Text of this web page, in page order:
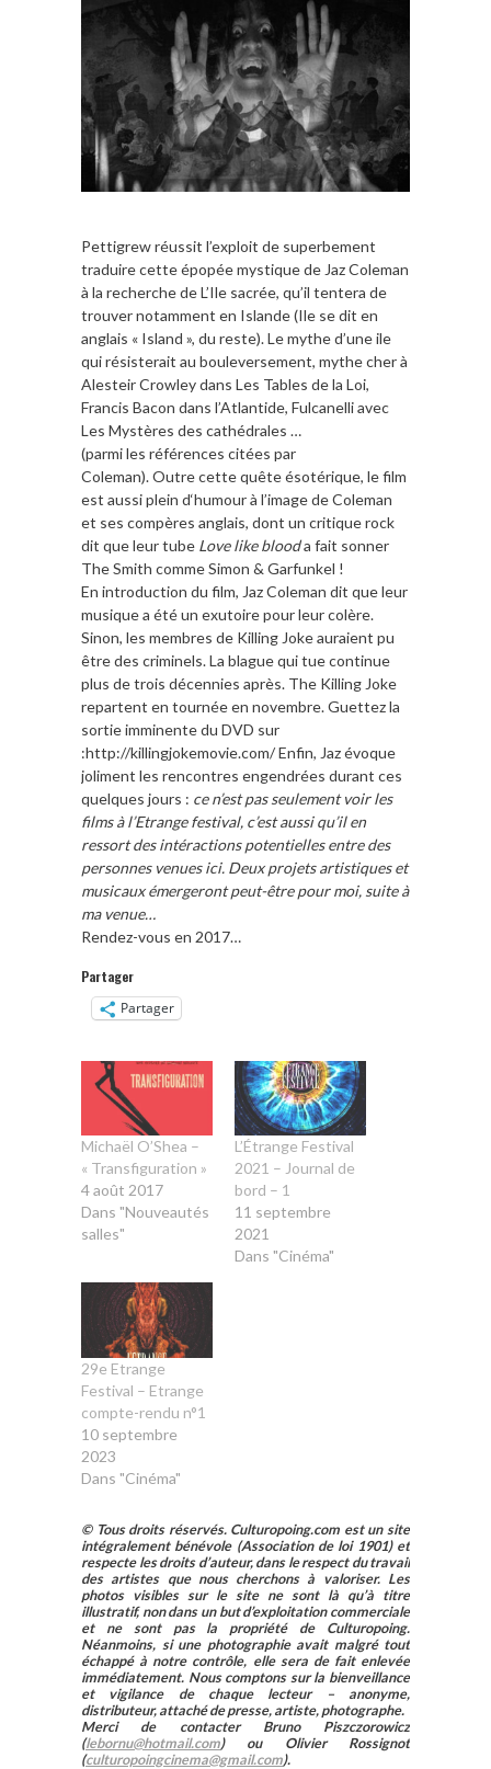
Pettigrew réussit l’exploit de superbement
traduire cette épopée mystique de Jaz Coleman
à la recherche de L’Ile sacrée, qu’il tentera de
trouver notamment en Islande (Ile se dit en
anglais « Island », du reste). Le mythe d’une ile
qui résisterait au bouleversement, mythe cher à
Alesteir Crowley dans Les Tables de la Loi,
Francis Bacon dans l’Atlantide, Fulcanelli avec
Les Mystères des cathédrales …
(parmi les références citées par
Coleman). Outre cette quête ésotérique, le film
est aussi plein d‘humour à l’image de Coleman
et ses compères anglais, dont un critique rock
dit que leur tube Love like blooda fait sonner
The Smith comme Simon & Garfunkel !
En introduction du film, Jaz Coleman dit que leur
musique a été un exutoire pour leur colère.
Sinon, les membres de Killing Joke auraient pu
être des criminels. La blague qui tue continue
plus de trois décennies après. The Killing Joke
repartent en tournée en novembre. Guettez la
sortie imminente du DVD sur
:http://killingjokemovie.com/ Enfin, Jaz évoque
joliment les rencontres engendrées durant ces
quelques jours : ce n’est pas seulement voir les
films à l’Etrange festival, c’est aussi qu’il en
ressort des intéractions potentielles entre des
personnes venues ici. Deux projets artistiques et
musicaux émergeront peut-être pour moi, suite à
ma venue…
Rendez-vous en 2017…
Partager
Partager
Michaël O’Shea –
« Transfiguration »
4 août 2017
Dans "Nouveautés
salles"
L’Étrange Festival
2021 – Journal de
bord – 1
11 septembre
2021
Dans "Cinéma"
29e Etrange
Festival – Etrange
compte-rendu n°1
10 septembre
2023
Dans "Cinéma"
© Tous droits réservés. Culturopoing.com est un site
intégralement bénévole (Association de loi 1901) et
respecte les droits d’auteur, dans le respect du travail
des artistes que nous cherchons à valoriser. Les
photos visibles sur le site ne sont là qu’à titre
illustratif, non dans un but d’exploitation commerciale
et ne sont pas la propriété de Culturopoing.
Néanmoins, si une photographie avait malgré tout
échappé à notre contrôle, elle sera de fait enlevée
immédiatement. Nous comptons sur la bienveillance
et vigilance de chaque lecteur – anonyme,
distributeur, attaché de presse, artiste, photographe.
Merci de contacter Bruno Piszczorowicz
(lebornu@hotmail.com) ou Olivier Rossignot
(culturopoingcinema@gmail.com).